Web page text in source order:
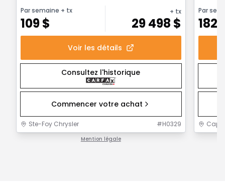
Par semaine + tx
109$
+ tx
29 498 $
Voir les détails
Consultez l'historique
Commencer votre achat
Ste-Foy Chrysler #H0329
Mention légale
Par
182